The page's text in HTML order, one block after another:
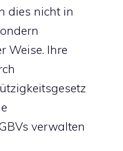
dies nicht in
Weise. Ihre
verwalten